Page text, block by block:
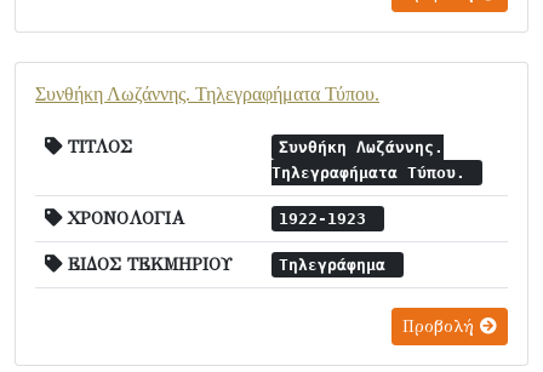
Συνθήκη Λωζάννης. Τηλεγραφήματα Τύπου.
ΤΙΤΛΟΣ
Συνθήκη Λωζάννης.
Τηλεγραφήματα Τύπου.
ΧΡΟΝΟΛΟΓΙΑ 1922-1923
ΕΙΔΟΣ ΤΕΚΜΗΡΙΟΥ Τηλεγράφημα
Προβολή